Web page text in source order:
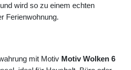
wird so zu einem echten
Ferienwohnung.
mit Motiv Motiv Wolken 6